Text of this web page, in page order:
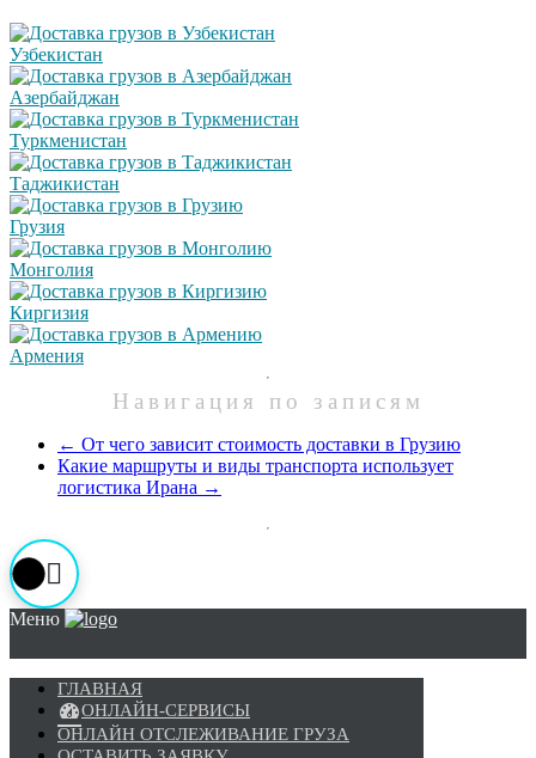
Узбекистан
Азербайджан
Туркменистан
Таджикистан
Грузия
Монголия
Киргизия
Армения
Навигация по записям
← От чего зависит стоимость доставки в Грузию
Какие маршруты и виды транспорта использует
логистика Ирана →
Меню
ГЛАВНАЯ
ОНЛАЙН-СЕРВИСЫ
ОНЛАЙН ОТСЛЕЖИВАНИЕ ГРУЗА